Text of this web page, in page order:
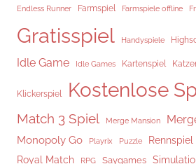
Endless Runner Farmspiel Farmspiele offline
Gratisspiel Handyspiele
Idle Game Idle Games Kartenspiel
Klickerspiel Kostenlose
Match 3 Spiel Merge Mansion
Monopoly Go Playrix Puzzle Rennspiel
Royal Match RPG Saygames